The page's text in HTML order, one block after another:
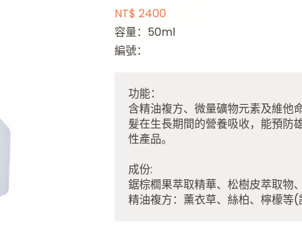
NT$ 2400
容量：50ml
編號：
功能：
含精油複方、微量礦物元素及維他
髮在生長期間的營養吸收，能預防
性產品。
成份:
鋸棕櫚果萃取精華、松樹皮萃取物
精油複方：薰衣草、絲柏、檸檬等(